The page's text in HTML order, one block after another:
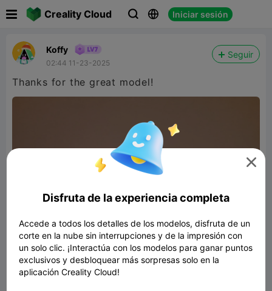
Creality Cloud   Iniciar sesión
Koffy
02:44 11-23-2025
Seguir
Thanks for the great model!

Disfruta de la experiencia completa
Accede a todos los detalles de los modelos, disfruta de un
corte en la nube sin interrupciones y de la impresión con
un solo clic. ¡Interactúa con los modelos para ganar puntos
exclusivos y desbloquear más sorpresas solo en la
aplicación Creality Cloud!